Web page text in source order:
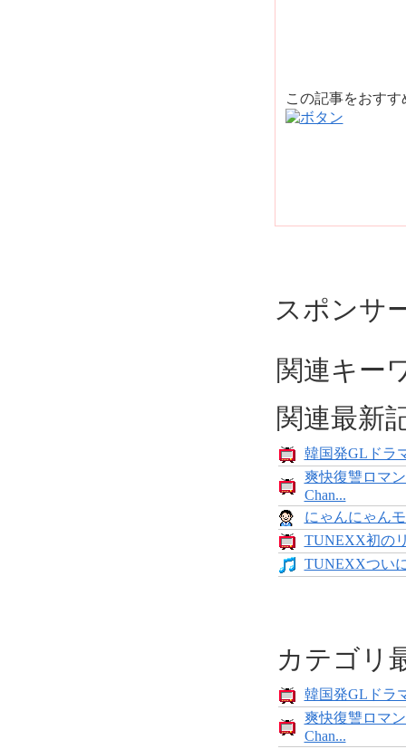
この記事をおす
スポンサ
関連キー
関連最新
韓国発GLドラ
爽快復讐ロマ
Chan...
にゃんにゃん
TUNEXX初の
TUNEXXつい
カテゴリ
韓国発GLドラ
爽快復讐ロマ
Chan...